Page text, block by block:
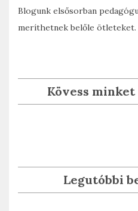
Blogunk elsősorban
meríthetnek belőle ötleteket.
Kövess minket
Legutóbbi